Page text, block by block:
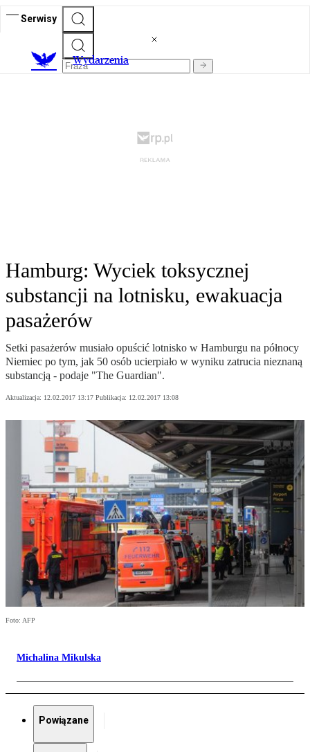
Serwisy
Wydarzenia
Hamburg: Wyciek toksycznej
substancji na lotnisku, ewakuacja
pasażerów
Setki pasażerów musiało opuścić lotnisko w Hamburgu na północy
Niemiec po tym, jak 50 osób ucierpiało w wyniku zatrucia nieznaną
substancją - podaje "The Guardian".
Aktualizacja: 12.02.2017 13:17 Publikacja: 12.02.2017 13:08
Foto: AFP
Michalina Mikulska
Powiązane